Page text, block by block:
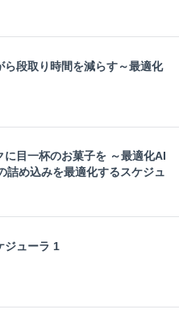
ら段取り時間を減らす～最適化
に目一杯のお菓子を ～最適化AI
詰め込みを最適化するスケジュ
ジューラ 1